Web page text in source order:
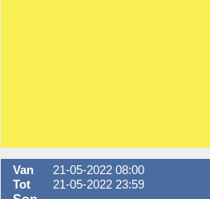
Van
21-05-2022 08:00
Tot
21-05-2022 23:59